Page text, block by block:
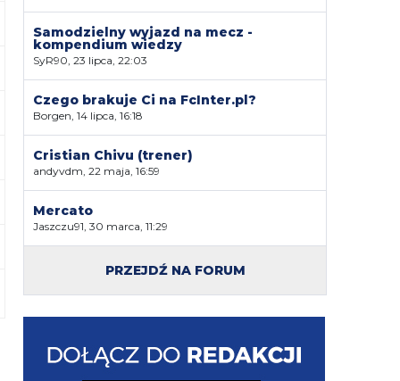
Samodzielny wyjazd na mecz -
kompendium wiedzy
SyR90, 23 lipca, 22:03
Czego brakuje Ci na FcInter.pl?
Borgen, 14 lipca, 16:18
Cristian Chivu (trener)
andyvdm, 22 maja, 16:59
Mercato
Jaszczu91, 30 marca, 11:29
PRZEJDŹ NA FORUM